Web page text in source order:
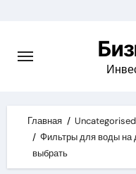
content
Главная
Uncategorised
Фильтры для воды на
выбрать